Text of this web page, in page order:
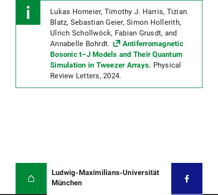
Lukas Homeier, Timothy J. Harris, Tizian
Blatz, Sebastian Geier, Simon Hollerith,
Ulrich Schollwöck, Fabian Grusdt, and
Annabelle Bohrdt.
Antiferromagnetic
Bosonic t–J Models and Their Quantum
Simulation in Tweezer Arrays. Physical
Review Letters, 2024.
Ludwig-Maximilians-Universität
München